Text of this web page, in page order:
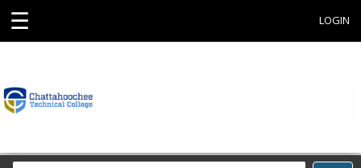
☰ LOGIN